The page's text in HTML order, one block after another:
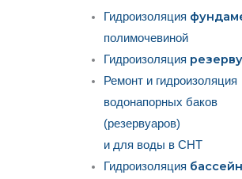
Гидроизоляция
полимочевиной
Гидроизоляция
Ремонт и гидроизоляция
водонапорных баков
(резервуаров)
и для воды в СНТ
Гидроизоляция